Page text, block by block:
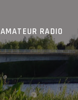
AMATEUR RADIO